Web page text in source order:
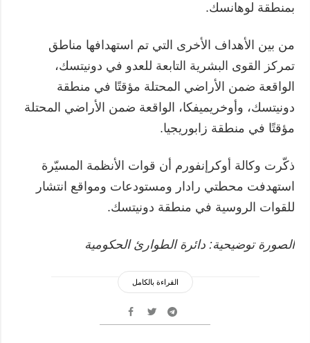
بمنطقة لوهانسك.
من بين الأهداف الأخرى التي تم استهدافها مناطق
تمركز القوى البشرية التابعة للعدو في دونيتسك،
الواقعة ضمن الأراضي المحتلة مؤقتًا في منطقة
دونيتسك، وأوخريميفكا، الواقعة ضمن الأراضي المحتلة
مؤقتًا في منطقة زابوريجيا.
ذكّرت وكالة أوكرإنفورم أن قوات الأنظمة المسيّرة
استهدفت محطتي رادار ومستودعات ومواقع انتشار
للقوات الروسية في منطقة دونيتسك.
الصورة توضيحية: دائرة الطوارئ الحكومية
القراءة بالكامل